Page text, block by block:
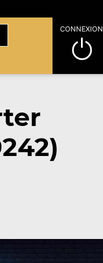
CONNEXION